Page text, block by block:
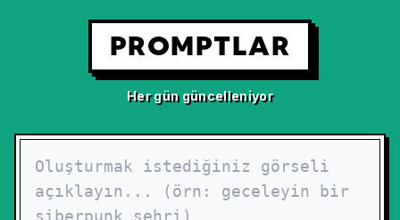
PROMPTLAR
Her gün güncelleniyor